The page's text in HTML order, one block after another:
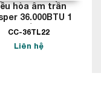
hòa âm trần
36.000BTU 1
chiều
CC-36TL22
Liên hệ